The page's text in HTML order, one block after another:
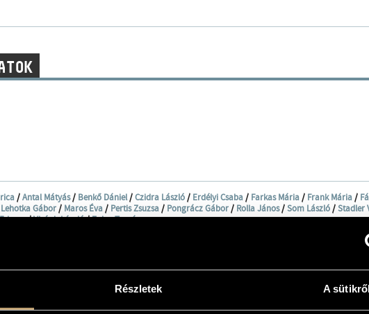
Részletek A
/Antal Mátyás/ Benkő Dániel/Czidra László/ Erdélyi Csaba/ Farkas Mária/ Frank Mária/
Lehotka Gábor/ Maros Éva/ Pertis Zsuzsa/ Pongrácz Gábor/ Rolla János/Som László/Stadler
/Virágh László/Zalay Tamás
recorder
recorder
pommer